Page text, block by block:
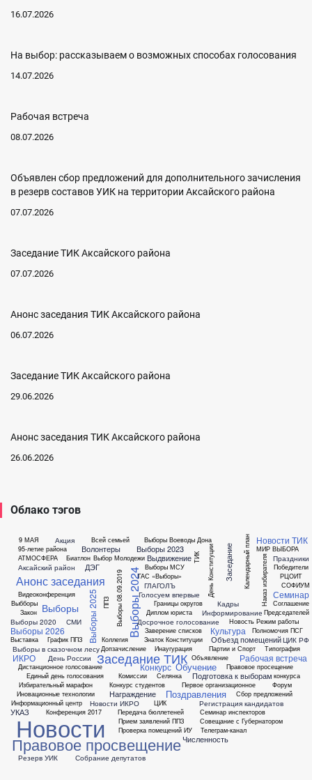
16.07.2026
На выбор: рассказываем о возможных способах голосования
14.07.2026
Рабочая встреча
08.07.2026
Объявлен сбор предложений для дополнительного зачисления
в резерв составов УИК на территории Аксайского района
07.07.2026
Заседание ТИК Аксайского района
07.07.2026
Анонс заседания ТИК Аксайского района
06.07.2026
Заседание ТИК Аксайского района
29.06.2026
Анонс заседания ТИК Аксайского района
26.06.2026
Облако тэгов
9 МАЯ
95-летие района
АТМОСФЕРА
Аксайский район
Акция
Анонс заседания
Биатлон
Видеоконференция
Волонтеры
Всей семьей
Выбборы
Выбор Молодежи
Выборы Выборы 08.09.2019
Выборы 2020
Выборы 2023
Выборы 2024
Выборы 2025
Выборы 2026
Выборы Воеводы Дона
Выборы МСУ
Выборы в сказочном лесу
Выдвижение
Выставка
ГАС «Выборы»
ГЛАГОЛЪ
Голосуем впервые
Границы округов
График ППЗ
ДЭГ День Конституции
День России
Диплом юриста
Дистанционное голосование
Допзачисление
Досрочное голосование
Единый день голосования
Заверение списков
Закон
Заседание
Заседание ТИК
Знаток Конституции
ИКРО
Избирательный марафон
Инаугурация
Иновационные технологии
Информационный центр
Информирование
Кадры
Календарный план
Коллегия
Комиссии
Конкурс
Конкурс студентов
Конференция 2017
Культура
МИР ВЫБОРА
Награждение
Наказ избирателя
Новости
Новости ИКРО
Новости ТИК
Новость
Обучение
Объезд помещений
Объявление
ППЗ
Партии и Спорт
Первое организационное
Передача бюллетеней
Победители
Подготовка к выборам
Поздравления
Полномочия ПСГ
Правовое просвещение
Правовое просещение
Праздники
Председателей
Прием заявлений ППЗ
Проверка помещений ИУ
РЦОИТ
Рабочая встреча
Регистрация кандидатов
Режим работы
Резерв УИК
СМИ
СОФИУМ
Сбор предложений
Селянка
Семинар
Семинар инспекторов
Собрание депутатов
Совещание с Губернатором
Соглашение
ТИК
Телеграм-канал
Типография
УКАЗ
Форум
ЦИК
ЦИК РФ
Численность
конкурса